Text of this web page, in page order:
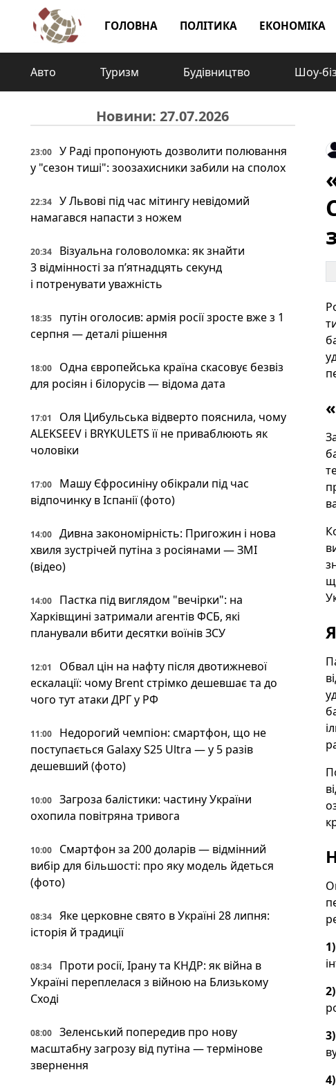
ГОЛОВНА ПОЛІТИКА ЕКОНОМІКА
Авто Туризм Будівництво Шоу-
Новини: 27.07.2026
23:00
У Раді пропонують дозволити полювання
у "сезон тиші": зоозахисники забили на сполох
22:34
У Львові під час мітингу невідомий
намагався напасти з ножем
20:34
Візуальна головоломка: як знайти
3 відмінності за п’ятнадцять секунд
і потренувати уважність
18:35
путін оголосив: армія росії зросте вже з 1
серпня — деталі рішення
18:00
Одна європейська країна скасовує безвіз
для росіян і білорусів — відома дата
17:01
Оля Цибульська відверто пояснила, чому
ALEKSEEV і BRYKULETS її не приваблюють як
чоловіки
17:00
Машу Єфросиніну обікрали під час
відпочинку в Іспанії (фото)
14:00
Дивна закономірність: Пригожин і нова
хвиля зустрічей путіна з росіянами — ЗМІ
(відео)
14:00
Пастка під виглядом "вечірки": на
Харківщині затримали агентів ФСБ, які
планували вбити десятки воїнів ЗСУ
12:01
Обвал цін на нафту після двотижневої
ескалації: чому Brent стрімко дешевшає та до
чого тут атаки ДРГ у РФ
11:00
Недорогий чемпіон: смартфон, що не
поступається Galaxy S25 Ultra — у 5 разів
дешевший (фото)
10:00
Загроза балістики: частину України
охопила повітряна тривога
10:00
Смартфон за 200 доларів — відмінний
вибір для більшості: про яку модель йдеться
(фото)
08:34
Яке церковне свято в Україні 28 липня:
історія й традиції
08:34
Проти росії, Ірану та КНДР: як війна в
Україні переплелася з війною на Близькому
Сході
08:00
Зеленський попередив про нову
масштабну загрозу від путіна — термінове
звернення
1)
2)
3)
4)